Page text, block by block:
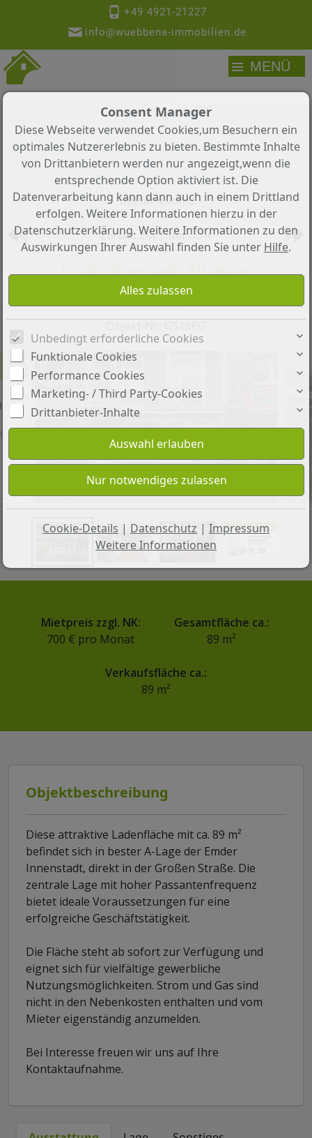
MENÜ
+49 4921-21227
info@wuebbena-immobilien.de
Objekt 4 von 8
Zurück zur Übersicht
Emden-Innenstadt: Attraktive
Gewerbefläche in bester A-Lage zu
vermieten
Außenansicht
Mietpreis zzgl. NK:
700 € pro Monat
Gesamtfläche ca.:
89 m²
Verkaufsfläche ca.:
89 m²
Objektbeschreibung
Diese attraktive Ladenfläche mit ca. 89 m²
befindet sich in bester A-Lage der Emder
Innenstadt, direkt in der Großen Straße. Die
zentrale Lage mit hoher Passantenfrequenz
bietet ideale Voraussetzungen für eine
erfolgreiche Geschäftstätigkeit.
Die Fläche steht ab sofort zur Verfügung und
eignet sich für vielfältige gewerbliche
Nutzungsmöglichkeiten. Strom und Gas sind
nicht in den Nebenkosten enthalten und vom
Mieter eigenständig anzumelden.
Bei Interesse freuen wir uns auf Ihre
Kontaktaufnahme.
Consent Manager
Diese Webseite verwendet Cookies,um Besuchern ein
optimales Nutzererlebnis zu bieten. Bestimmte Inhalte
von Drittanbietern werden nur angezeigt,wenn die
entsprechende Option aktiviert ist. Die
Datenverarbeitung kann dann auch in einem Drittland
erfolgen. Weitere Informationen hierzu in der
Datenschutzerklärung. Weitere Informationen zu den
Auswirkungen Ihrer Auswahl finden Sie unter Hilfe.
Unbedingt erforderliche Cookies
Funktionale Cookies
Performance Cookies
Marketing- / Third Party-Cookies
Drittanbieter-Inhalte
Cookie-Details | Datenschutz | Impressum
Weitere Informationen